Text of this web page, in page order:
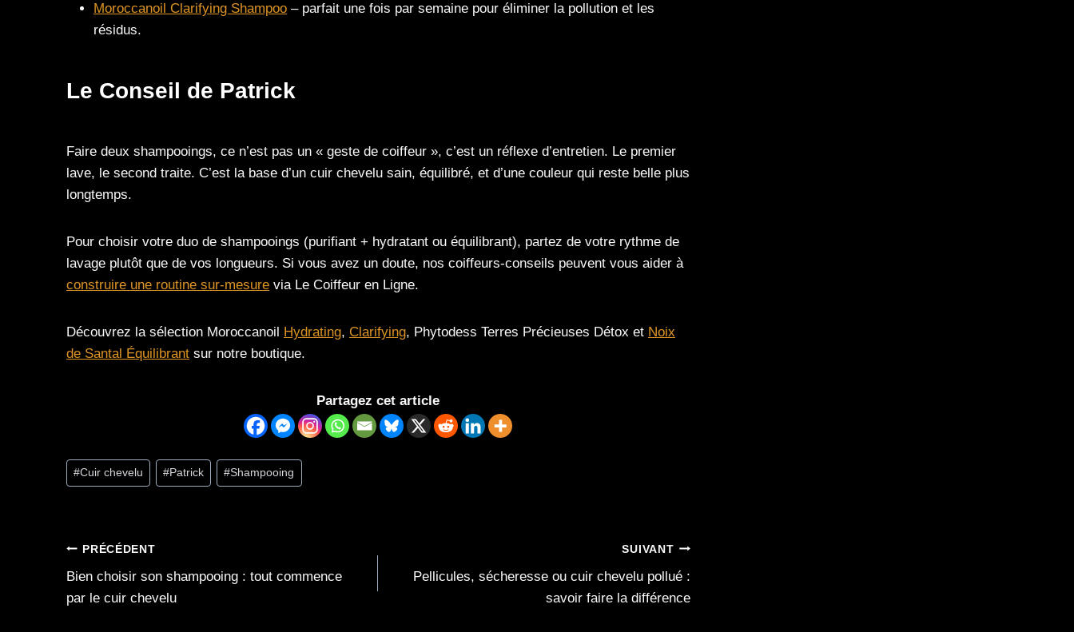
Moroccanoil Clarifying Shampoo – parfait une fois par semaine pour éliminer la pollution et les
résidus.
Le Conseil de Patrick
Faire deux shampooings, ce n’est pas un « geste de coiffeur », c’est un réflexe d’entretien. Le premier
lave, le second traite. C’est la base d’un cuir chevelu sain, équilibré, et d’une couleur qui reste belle plus
longtemps.
Pour choisir votre duo de shampooings (purifiant + hydratant ou équilibrant), partez de votre rythme de
lavage plutôt que de vos longueurs. Si vous avez un doute, nos coiffeurs-conseils peuvent vous aider à
construire une routine sur-mesure via Le Coiffeur en Ligne.
Découvrez la sélection Moroccanoil Hydrating, Clarifying, Phytodess Terres Précieuses Détox et Noix
de Santal Équilibrant sur notre boutique.
Partagez cet article
Étiquettes
de
#Cuir chevelu #Patrick #Shampooing
Navigation
de
PRÉCÉDENT
Bien choisir son shampooing : tout commence
par le cuir chevelu
SUIVANT
Pellicules, sécheresse ou cuir chevelu pollué :
savoir faire la différence